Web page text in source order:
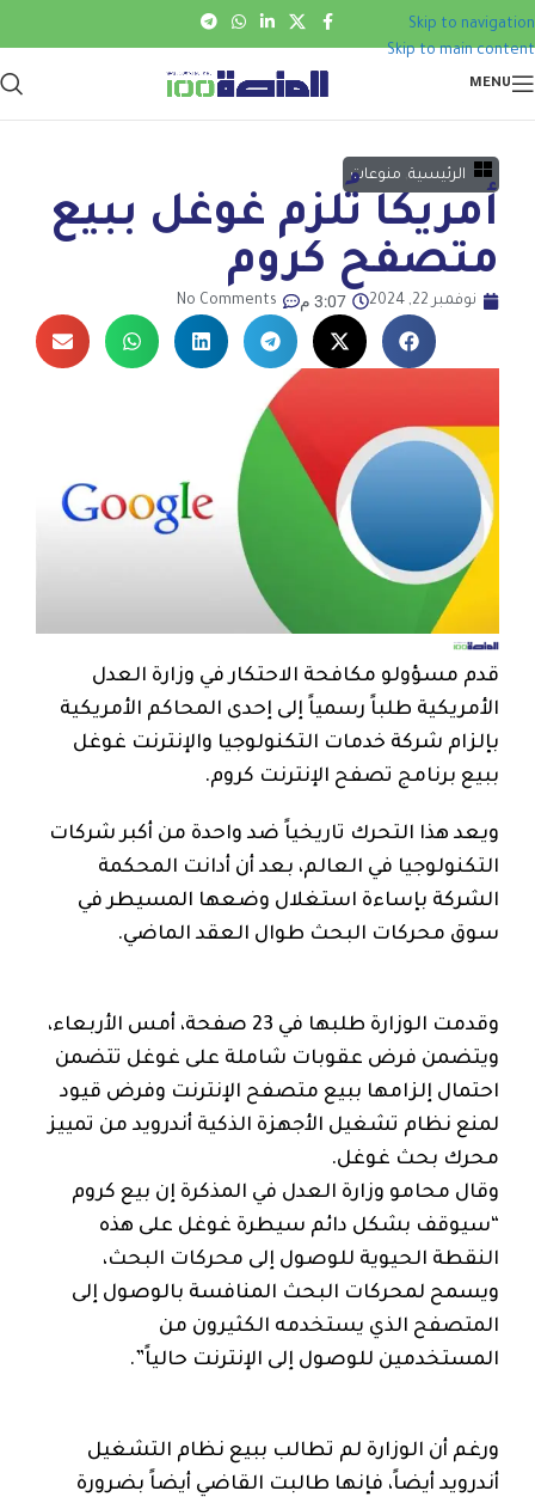
Skip to navigation
Skip to main content
MENU
الرئيسية منوعات
أمريكا تُلزم غوغل ببيع
متصفح كروم
نوفمبر 22, 2024 3:07 م No Comments
قدم مسؤولو مكافحة الاحتكار في وزارة العدل
الأمريكية طلباً رسمياً إلى إحدى المحاكم الأمريكية
بإلزام شركة خدمات التكنولوجيا والإنترنت غوغل
ببيع برنامج تصفح الإنترنت كروم.
ويعد هذا التحرك تاريخياً ضد واحدة من أكبر شركات
التكنولوجيا في العالم، بعد أن أدانت المحكمة
الشركة بإساءة استغلال وضعها المسيطر في
سوق محركات البحث طوال العقد الماضي.
وقدمت الوزارة طلبها في 23 صفحة، أمس الأربعاء،
ويتضمن فرض عقوبات شاملة على غوغل تتضمن
احتمال إلزامها ببيع متصفح الإنترنت وفرض قيود
لمنع نظام تشغيل الأجهزة الذكية أندرويد من تمييز
محرك بحث غوغل.
وقال محامو وزارة العدل في المذكرة إن بيع كروم
“سيوقف بشكل دائم سيطرة غوغل على هذه
النقطة الحيوية للوصول إلى محركات البحث،
ويسمح لمحركات البحث المنافسة بالوصول إلى
المتصفح الذي يستخدمه الكثيرون من
المستخدمين للوصول إلى الإنترنت حالياً”.
ورغم أن الوزارة لم تطالب ببيع نظام التشغيل
أندرويد أيضاً، فإنها طالبت القاضي أيضاً بضرورة